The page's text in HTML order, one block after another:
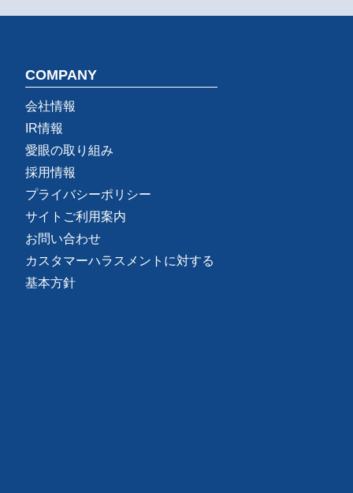
COMPANY
会社情報
IR情報
愛眼の取り組み
採用情報
プライバシーポリシー
サイトご利用案内
お問い合わせ
カスタマーハラスメントに対する
基本方針